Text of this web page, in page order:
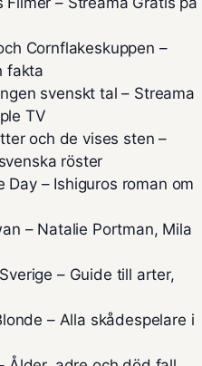
Cornflakeskuppen –
fakta
svenskt tal – Streama
TV
och de vises sten –
röster
Day – Ishiguros roman om
– Natalie Portman, Mila
– Guide till arter,
– Alla skådespelare i